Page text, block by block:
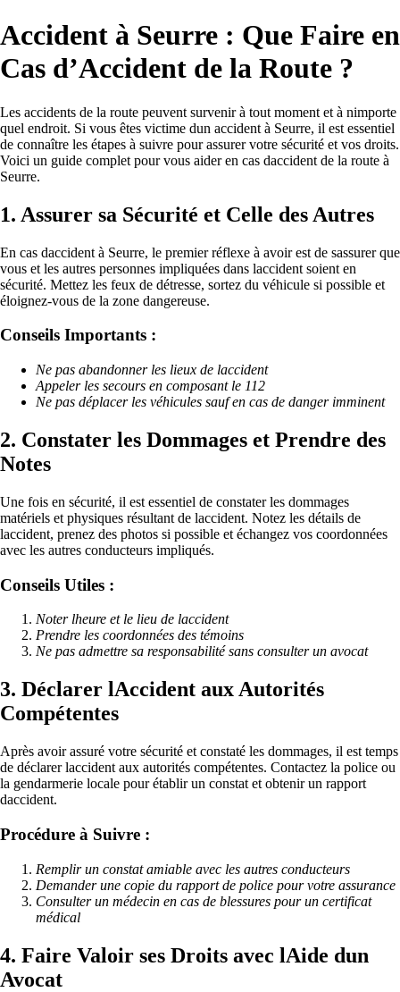
Accident à Seurre : Que Faire en
Cas d’Accident de la Route ?
Les accidents de la route peuvent survenir à tout moment et à nimporte
quel endroit. Si vous êtes victime dun accident à Seurre, il est essentiel
de connaître les étapes à suivre pour assurer votre sécurité et vos droits.
Voici un guide complet pour vous aider en cas daccident de la route à
Seurre.
1. Assurer sa Sécurité et Celle des Autres
En cas daccident à Seurre, le premier réflexe à avoir est de sassurer que
vous et les autres personnes impliquées dans laccident soient en
sécurité. Mettez les feux de détresse, sortez du véhicule si possible et
éloignez-vous de la zone dangereuse.
Conseils Importants :
Ne pas abandonner les lieux de laccident
Appeler les secours en composant le 112
Ne pas déplacer les véhicules sauf en cas de danger imminent
2. Constater les Dommages et Prendre des
Notes
Une fois en sécurité, il est essentiel de constater les dommages
matériels et physiques résultant de laccident. Notez les détails de
laccident, prenez des photos si possible et échangez vos coordonnées
avec les autres conducteurs impliqués.
Conseils Utiles :
Noter lheure et le lieu de laccident
Prendre les coordonnées des témoins
Ne pas admettre sa responsabilité sans consulter un avocat
3. Déclarer lAccident aux Autorités
Compétentes
Après avoir assuré votre sécurité et constaté les dommages, il est temps
de déclarer laccident aux autorités compétentes. Contactez la police ou
la gendarmerie locale pour établir un constat et obtenir un rapport
daccident.
Procédure à Suivre :
Remplir un constat amiable avec les autres conducteurs
Demander une copie du rapport de police pour votre assurance
Consulter un médecin en cas de blessures pour un certificat
médical
4. Faire Valoir ses Droits avec lAide dun
Avocat